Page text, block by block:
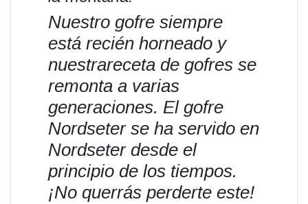
Nuestro gofre siempre
está recién horneado y
nuestrareceta de gofres se
remonta a varias
generaciones. El gofre
Nordseter se ha servido en
Nordseter desde el
principio de los tiempos.
¡No querrás perderte este!